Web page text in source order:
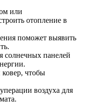
или
отопление в
поможет выявить
солнечных панелей
ковер, чтобы
воздуха для